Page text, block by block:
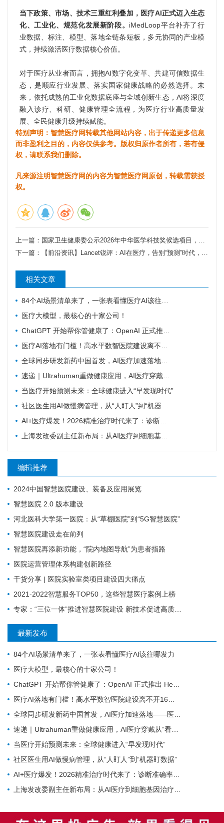
当下政策、市场、技术三重红利叠加，医疗AI正式迈入生态
化、工业化、规范化发展新阶段。 iMedLoop平台补齐了行
业数据、标注、模型、落地全链条短板，多元协同的产业模
式，持续激活医疗数据核心价值。
对于医疗从业者而言，拥抱AI数字化变革、共建可信数据生
态，是顺应行业发展、落实国家健康战略的必然选择。未
来，依托成熟的工业化数据底座与全域创新生态，AI将深度
融入诊疗、科研、健康管理全流程，为医疗行业高质量发
展、全民健康升级持续赋能。
特别声明：智慧医疗网转载其他网站内容，出于传递更多信息
而非盈利之目的，内容仅供参考。版权归原作者所有，若有侵
权，请联系我们删除。
凡来源注明智慧医疗网的内容为智慧医疗网原创，转载需获授
权。
上一篇： 国家卫生健康委公示2026年中华医学科技奖候选项目，三大前沿赛道释放重磅信号：AI+多组学、数字精神康复、智慧肿瘤防治
下一篇：
【前沿资讯】Lancet锐评：AI在医疗，告别“预测”时代，进入“导航”新纪元
相关文章
84个AI场景清单来了，一张表看懂医疗AI该往哪发力
医疗大模型，最核心的十家公司！
ChatGPT 开始帮你管健康了：OpenAI 正式推出 Health 功能，AI 进入医疗意味着什么？
医疗AI落地有门槛！高水平数智医院建设离不开16个能力（附自查表）
全球同步研发新药中国首发，AI医疗加速落地——医疗前沿资讯速览
速递｜Ultrahuman重做健康应用，AI医疗穿戴从“看数据”转向“给行动”
当医疗开始预测未来：全球健康进入“早发现时代”
社区医生用AI做慢病管理，从“人盯人”到“机器盯数据”
AI+医疗爆发！2026精准治疗时代来了：诊断准确率98%+，100+罕见病不再“无药可医”？
上海发改委副主任新布局：从AI医疗到细胞基因治疗，探寻前沿医疗产业增长密码
编辑推荐
2024中国智慧医院建设、装备及应用展览
智慧医院 2.0 版本建设
河北医科大学第一医院：从“草棚医院”到“5G智慧医院”
智慧医院建设走在前列
智慧医院再添新功能，“院内地图导航”为患者指路
医院运营管理体系构建创新路径
干货分享 | 医院实验室类项目建设四大痛点
2021-2022智慧服务TOP50，这些智慧医疗案例上榜
专家：“三位一体”推进智慧医院建设 新技术促进高质量发展
最新发布
84个AI场景清单来了，一张表看懂医疗AI该往哪发力
医疗大模型，最核心的十家公司！
ChatGPT 开始帮你管健康了：OpenAI 正式推出 Health 功能，AI 进入医疗意味着什么？
医疗AI落地有门槛！高水平数智医院建设离不开16个能力（附自查表）
全球同步研发新药中国首发，AI医疗加速落地——医疗前沿资讯速览
速递｜Ultrahuman重做健康应用，AI医疗穿戴从“看数据”转向“给行动”
当医疗开始预测未来：全球健康进入“早发现时代”
社区医生用AI做慢病管理，从“人盯人”到“机器盯数据”
AI+医疗爆发！2026精准治疗时代来了：诊断准确率98%+，100+罕见病不再“无药可医”？
上海发改委副主任新布局：从AI医疗到细胞基因治疗，探寻前沿医疗产业增长密码